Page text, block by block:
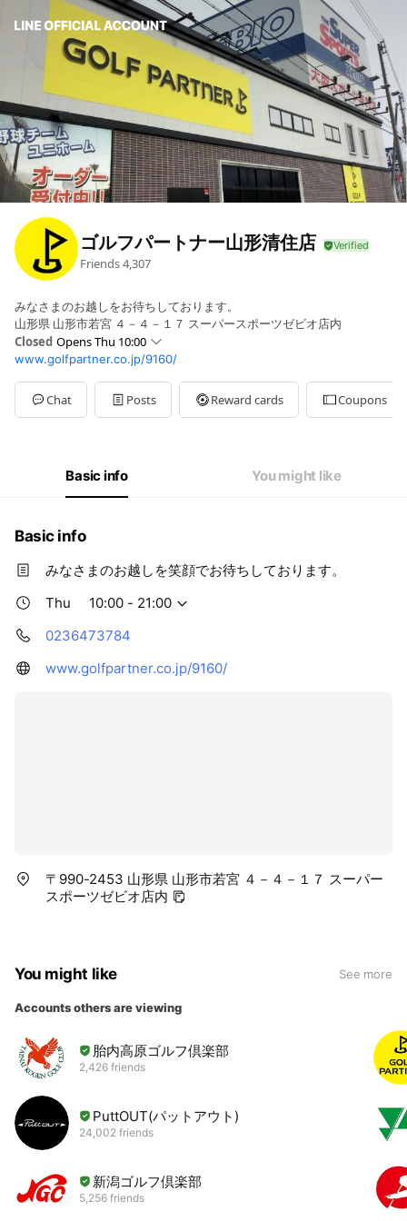
ゴルフパートナー山形清住店
Friends4,307
みなさまのお越しをお待ちしております。
山形県 山形市若宮 ４－４－１７ スーパースポーツゼビオ店内
Closed Opens Thu 10:00
Sun10:00 - 21:00
Mon10:00 - 21:00
Tue10:00 - 21:00
Wed10:00 - 21:00
10:00 - 21:00
www.golfpartner.co.jp/9160/
Chat Posts Reward cards Coupons
Basic info You might like
Basic info
みなさまのお越しを笑顔でお待ちしております。
Thu
10:00 - 21:00
0236473784
www.golfpartner.co.jp/9160/
〒990-2453 山形県 山形市若宮 ４－４－１７ スーパー
スポーツゼビオ店内
You might like See more
Accounts others are viewing
胎内高原ゴルフ倶楽部
2,426 friends
PuttOUT(パットアウト)
24,002 friends
新潟ゴルフ倶楽部
5,256 friends